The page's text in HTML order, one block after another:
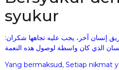
syukur
إنسان آخر، يجب عليه تجاهها شكران:
Yang bermaksud, Setiap nikmat